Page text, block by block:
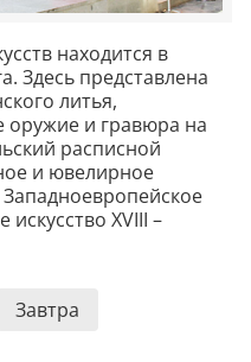
находится в
Здесь представлена
литья,
оружие и гравюра на
расписной
и ювелирное
Западноевропейское
искусство XVIII –
Завтра